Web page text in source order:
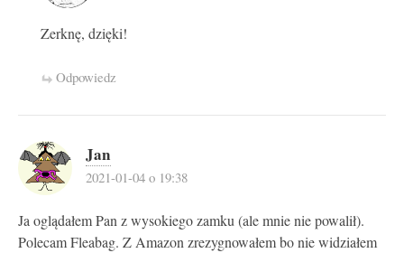
Zerknę, dzięki!
Odpowiedz
Jan
2021-01-04 o 19:38
Ja oglądałem Pan z wysokiego zamku (ale mnie nie powalił).
Polecam Fleabag. Z Amazon zrezygnowałem bo nie widziałem